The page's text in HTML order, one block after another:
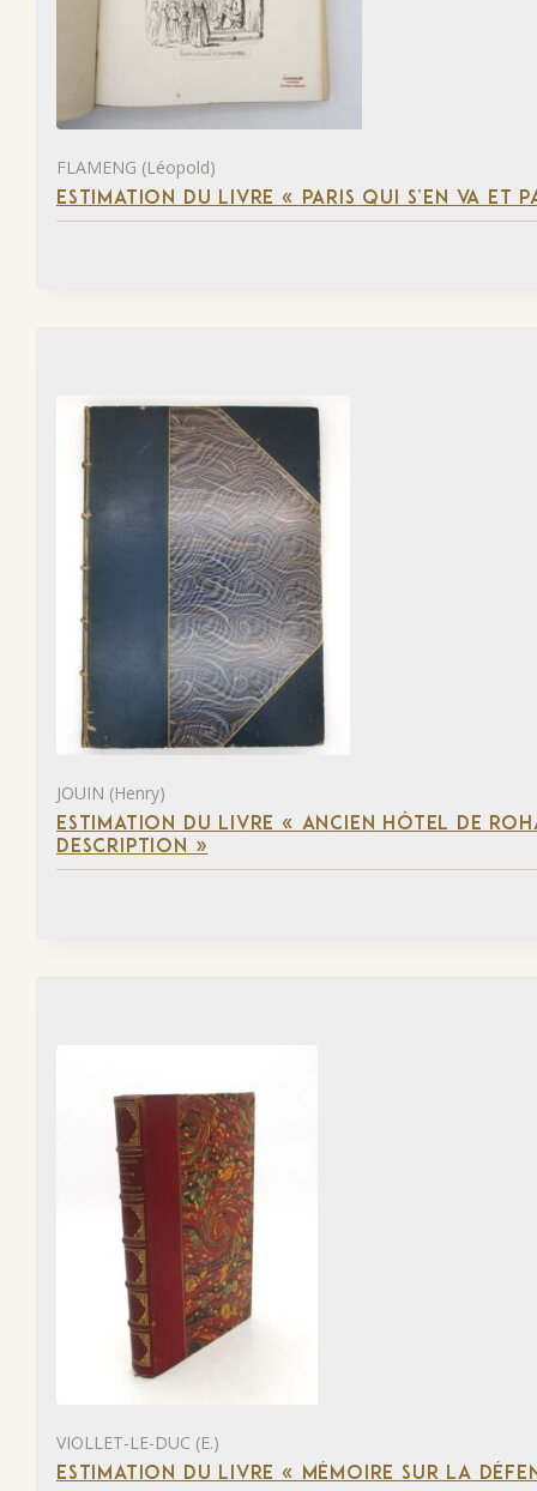
FLAMENG (Léopold)
ESTIMATION DU LIVRE « PARIS QUI S’EN VA ET
JOUIN (Henry)
ESTIMATION DU LIVRE « ANCIEN HÔTEL DE
DESCRIPTION »
VIOLLET-LE-DUC (E.)
ESTIMATION DU LIVRE « MÉMOIRE SUR LA